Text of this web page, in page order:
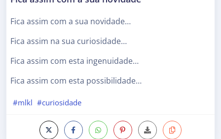
Fica assim com a sua novidade…
Fica assim na sua curiosidade…
Fica assim com esta ingenuidade…
Fica assim com esta possibilidade…
#mlkl #curiosidade